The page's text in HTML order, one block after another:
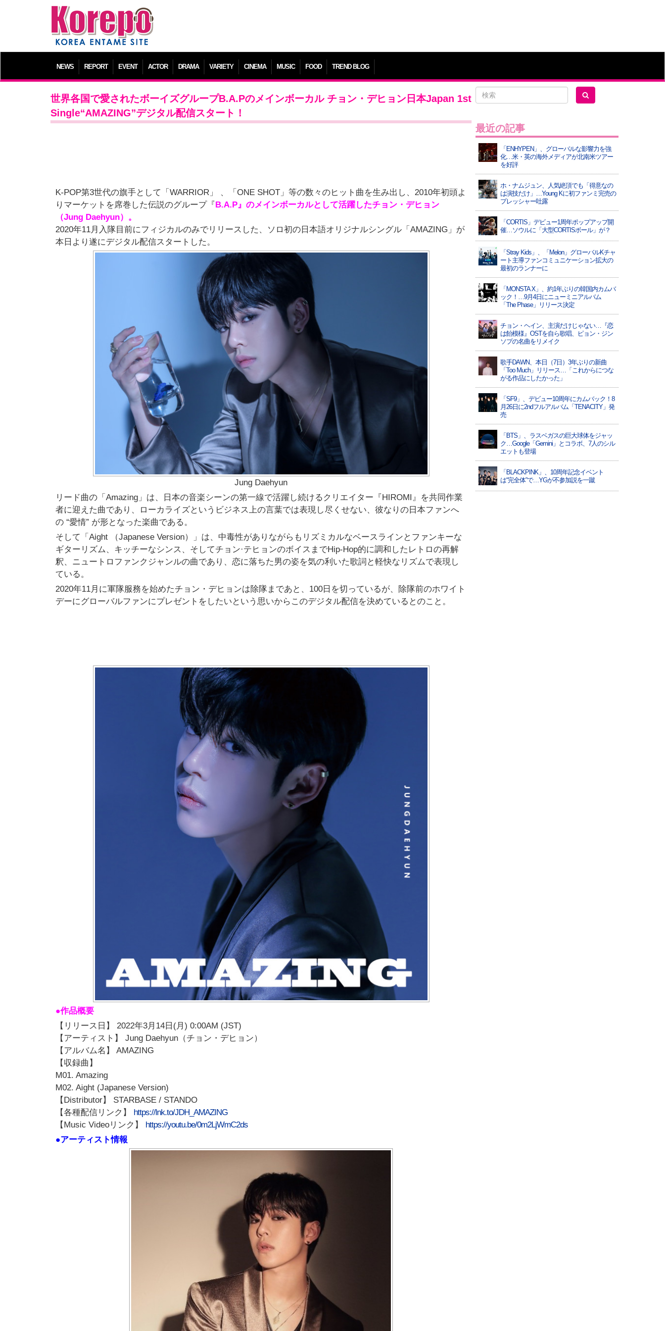
NEWS REPORT EVENT ACTOR DRAMA VARIETY CINEMA MUSIC FOOD TREND BLOG
世界各国で愛されたボーイズグループB.A.Pのメインボーカル チョン・デヒョン日本Japan 1st
Single“AMAZING”デジタル配信スタート！
K-POP第3世代の旗手として「WARRIOR」 、「ONE SHOT」等の数々のヒット曲を生み出し、2010年初頭よ
りマーケットを席巻した伝説のグループ『B.A.P』のメインボーカルとして活躍したチョン・デヒョン
（Jung Daehyun）。
2020年11月入隊目前にフィジカルのみでリリースした、ソロ初の日本語オリジナルシングル「AMAZING」が
本日より遂にデジタル配信スタートした。
Jung Daehyun
リード曲の「Amazing」は、日本の音楽シーンの第一線で活躍し続けるクリエイター『HIROMI』を共同作業
者に迎えた曲であり、ローカライズというビジネス上の言葉では表現し尽くせない、彼なりの日本ファンへ
の “愛情” が形となった楽曲である。
そして「Aight （Japanese Version）」は、中毒性がありながらもリズミカルなベースラインとファンキーな
ギターリズム、キッチーなシンス、そしてチョン·テヒョンのボイスまでHip-Hop的に調和したレトロの再解
釈、ニュートロファンクジャンルの曲であり、恋に落ちた男の姿を気の利いた歌詞と軽快なリズムで表現し
ている。
2020年11月に軍隊服務を始めたチョン・デヒョンは除隊まであと、100日を切っているが、除隊前のホワイト
デーにグローバルファンにプレゼントをしたいという思いからこのデジタル配信を決めているとのこと。
●作品概要
【リリース日】 2022年3月14日(月) 0:00AM (JST)
【アーティスト】 Jung Daehyun（チョン・デヒョン）
【アルバム名】 AMAZING
【収録曲】
M01. Amazing
M02. Aight (Japanese Version)
【Distributor】 STARBASE / STANDO
【各種配信リンク】 https://lnk.to/JDH_AMAZING
【Music Videoリンク】 https://youtu.be/0m2LjWmC2ds
●アーティスト情報
最近の記事
「ENHYPEN」、グローバルな影響力を強
化…米・英の海外メディアが北南米ツアー
を好評
ホ・ナムジュン、人気絶頂でも「得意なの
は演技だけ」…Young Kに初ファンミ完売の
プレッシャー吐露
「CORTIS」デビュー1周年ポップアップ開
催…ソウルに「大型CORTISボール」が？
「Stray Kids」、「Melon」グローバルKチャ
ート主導ファンコミュニケーション拡大の
最初のランナーに
「MONSTA X」、約1年ぶりの韓国内カムバ
ック！…9月4日にニューミニアルバム
「The Phase」リリース決定
チョン・ヘイン、主演だけじゃない…『恋
は飴模様』OSTを自ら歌唱、ピョン・ジン
ソプの名曲をリメイク
歌手DAWN、本日（7日）3年ぶりの新曲
「Too Much」リリース…「これからにつな
がる作品にしたかった」
「SF9」、デビュー10周年にカムバック！8
月26日に2ndフルアルバム「TENACITY」発
売
「BTS」、ラスベガスの巨大球体をジャッ
ク…Google「Gemini」とコラボ、7人のシル
エットも登場
「BLACKPINK」、10周年記念イベント
は“完全体”で…YGが不参加説を一蹴